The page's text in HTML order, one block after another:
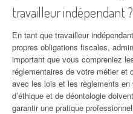
travailleur indépendant ?
En tant que travailleur
propres obligations fiscales,
important que vous compreniez
réglementaires de votre métier
avec les lois et les règlements
d’éthique et de déontologie
garantir une pratique